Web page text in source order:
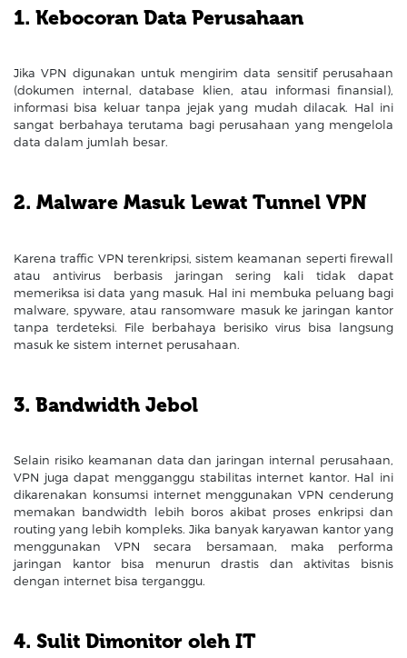
1. Kebocoran Data Perusahaan
Jika VPN digunakan untuk mengirim data sensitif perusahaan
(dokumen internal, database klien, atau informasi finansial),
informasi bisa keluar tanpa jejak yang mudah dilacak. Hal ini
sangat berbahaya terutama bagi perusahaan yang mengelola
data dalam jumlah besar.
2. Malware Masuk Lewat Tunnel VPN
Karena traffic VPN terenkripsi, sistem keamanan seperti firewall
atau antivirus berbasis jaringan sering kali tidak dapat
memeriksa isi data yang masuk. Hal ini membuka peluang bagi
malware, spyware, atau ransomware masuk ke jaringan kantor
tanpa terdeteksi. File berbahaya berisiko virus bisa langsung
masuk ke sistem internet perusahaan.
3. Bandwidth Jebol
Selain risiko keamanan data dan jaringan internal perusahaan,
VPN juga dapat mengganggu stabilitas internet kantor. Hal ini
dikarenakan konsumsi internet menggunakan VPN cenderung
memakan bandwidth lebih boros akibat proses enkripsi dan
routing yang lebih kompleks. Jika banyak karyawan kantor yang
menggunakan VPN secara bersamaan, maka performa
jaringan kantor bisa menurun drastis dan aktivitas bisnis
dengan internet bisa terganggu.
4. Sulit Dimonitor oleh IT